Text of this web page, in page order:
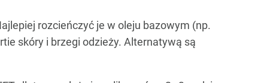
rozcieńczyć je w oleju bazowym (np.
skóry i brzegi odzieży. Alternatywą są